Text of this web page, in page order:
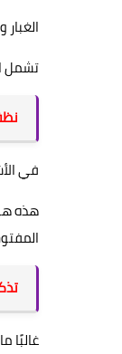
تشمل
في
هذه
غالبًا